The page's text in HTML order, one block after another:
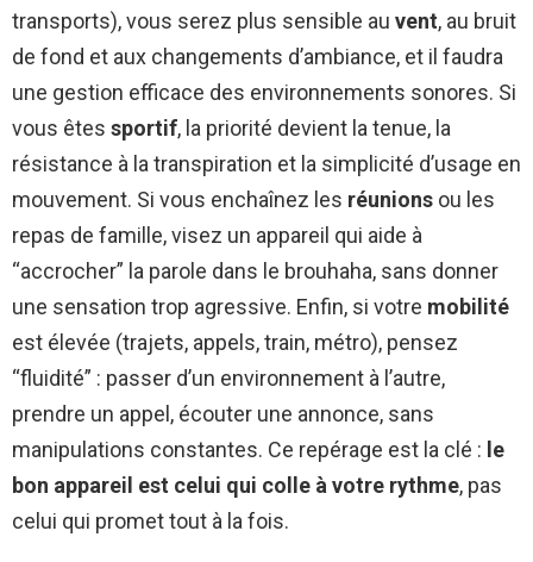
transports), vous serez plus sensible au vent, au bruit
de fond et aux changements d’ambiance, et il faudra
une gestion efficace des environnements sonores. Si
vous êtes sportif, la priorité devient la tenue, la
résistance à la transpiration et la simplicité d’usage en
mouvement. Si vous enchaînez les réunions ou les
repas de famille, visez un appareil qui aide à
“accrocher” la parole dans le brouhaha, sans donner
une sensation trop agressive. Enfin, si votre mobilité
est élevée (trajets, appels, train, métro), pensez
“fluidité” : passer d’un environnement à l’autre,
prendre un appel, écouter une annonce, sans
manipulations constantes. Ce repérage est la clé : le
bon appareil est celui qui colle à votre rythme, pas
celui qui promet tout à la fois.